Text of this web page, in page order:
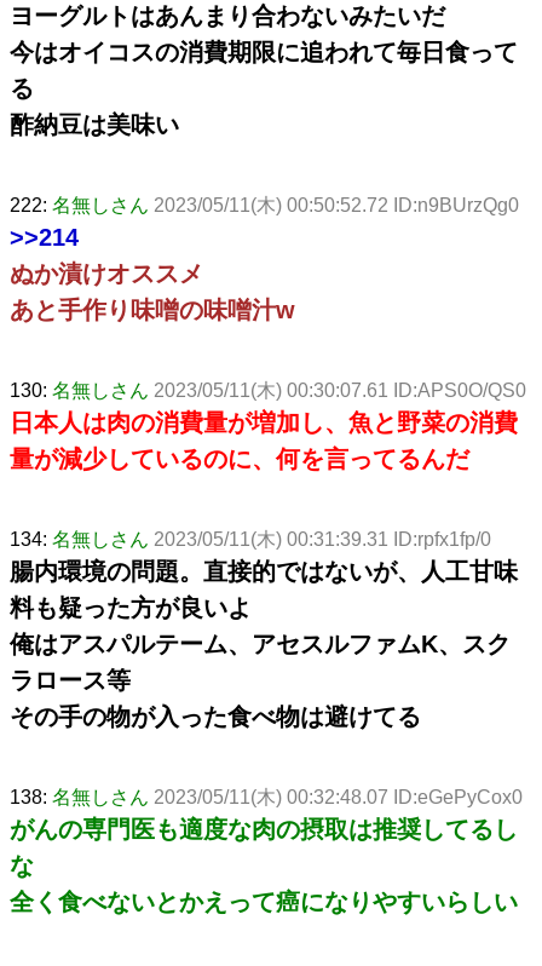
ヨーグルトはあんまり合わないみたいだ
今はオイコスの消費期限に追われて毎日食って
る
酢納豆は美味い
222: 名無しさん 2023/05/11(木) 00:50:52.72 ID:n9BUrzQg0
>>214
ぬか漬けオススメ
あと手作り味噌の味噌汁w
130: 名無しさん 2023/05/11(木) 00:30:07.61 ID:APS0O/QS0
日本人は肉の消費量が増加し、魚と野菜の消費
量が減少しているのに、何を言ってるんだ
134: 名無しさん 2023/05/11(木) 00:31:39.31 ID:rpfx1fp/0
腸内環境の問題。直接的ではないが、人工甘味
料も疑った方が良いよ
俺はアスパルテーム、アセスルファムK、スク
ラロース等
その手の物が入った食べ物は避けてる
138: 名無しさん 2023/05/11(木) 00:32:48.07 ID:eGePyCox0
がんの専門医も適度な肉の摂取は推奨してるし
な
全く食べないとかえって癌になりやすいらしい